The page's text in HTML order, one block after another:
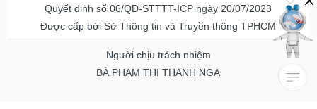
Quyết định số 06/QĐ-STTTT-ICP ngày 20/07/2023
Được cấp bởi Sở Thông tin và Truyền thông TPHCM
Người chịu trách nhiệm
BÀ PHẠM THỊ THANH NGA